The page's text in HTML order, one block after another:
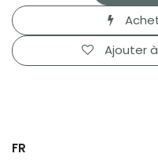
Ajouter
FR